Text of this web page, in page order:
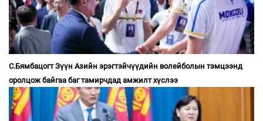
С.Бямбацогт Зүүн Азийн эрэгтэйчүүдийн волейболын тэмцээнд
оролцож байгаа баг тамирчдад амжилт хүслээ